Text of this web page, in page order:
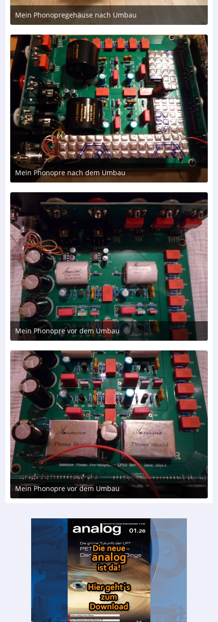
Mein Phonopregehäuse nach Umbau
22. April 2017 um 15:37
Mein Phonopre nach dem Umbau
22. April 2017 um 15:37
Mein Phonopre vor dem Umbau
22. April 2017 um 15:37
Mein Phonopre vor dem Umbau
22. April 2017 um 15:30